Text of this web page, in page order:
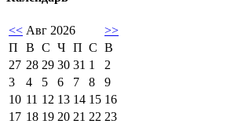
<< Авг 2026
>>
П
В С Ч П С В
27 28 29 30 31 1
2
3
4 5 6 7 8
9
10 11 12 13 14 15 16
17 18 19 20 21 22 23